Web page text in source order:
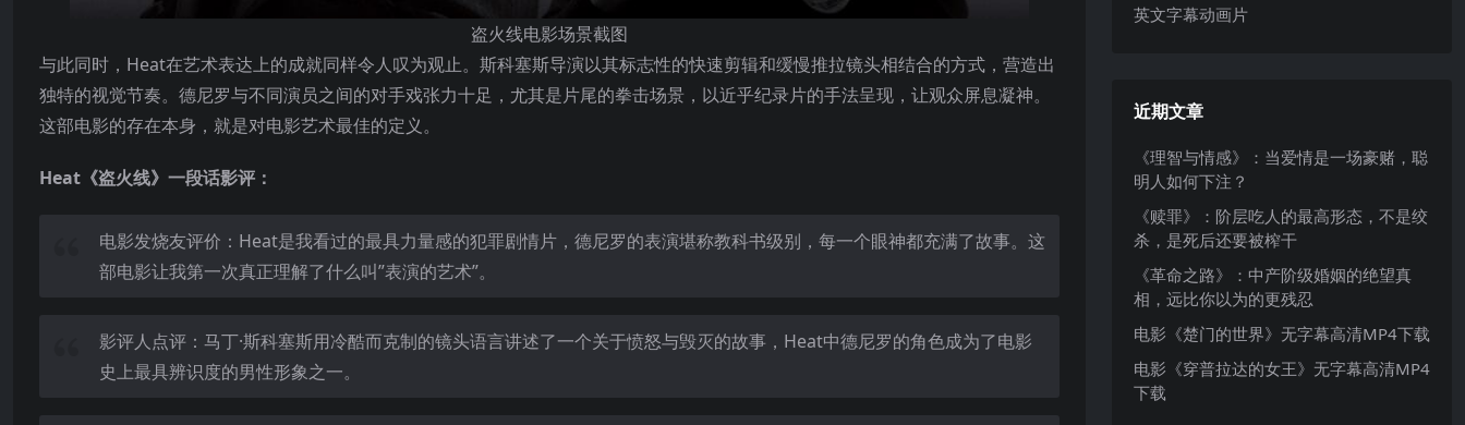
盗火线电影场景截图
与此同时，Heat在艺术表达上的成就同样令人叹为观止。斯科塞斯导演以其标志性的快速剪辑和缓慢推拉镜头相结合的方式，营造出
独特的视觉节奏。德尼罗与不同演员之间的对手戏张力十足，尤其是片尾的拳击场景，以近乎纪录片的手法呈现，让观众屏息凝神。
这部电影的存在本身，就是对电影艺术最佳的定义。
Heat《盗火线》一段话影评：
电影发烧友评价：Heat是我看过的最具力量感的犯罪剧情片，德尼罗的表演堪称教科书级别，每一个眼神都充满了故事。这
部电影让我第一次真正理解了什么叫”表演的艺术”。
影评人点评：马丁·斯科塞斯用冷酷而克制的镜头语言讲述了一个关于愤怒与毁灭的故事，Heat中德尼罗的角色成为了电影
史上最具辨识度的男性形象之一。
英文字幕动画片
近期文章
《理智与情感》：当爱情是一场豪赌，聪
明人如何下注？
《赎罪》：阶层吃人的最高形态，不是绞
杀，是死后还要被榨干
《革命之路》：中产阶级婚姻的绝望真
相，远比你以为的更残忍
电影《楚门的世界》无字幕高清MP4下载
电影《穿普拉达的女王》无字幕高清MP4
下载